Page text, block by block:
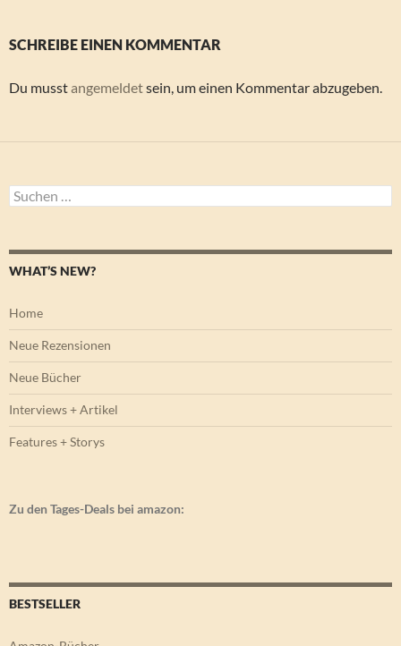
SCHREIBE EINEN KOMMENTAR
Du musstangemeldetsein, um einen Kommentar abzugeben.
Suchen
nach:
WHAT’S NEW?
Home
Neue Rezensionen
Neue Bücher
Interviews + Artikel
Features + Storys
Zu den Tages-Deals bei amazon:
BESTSELLER